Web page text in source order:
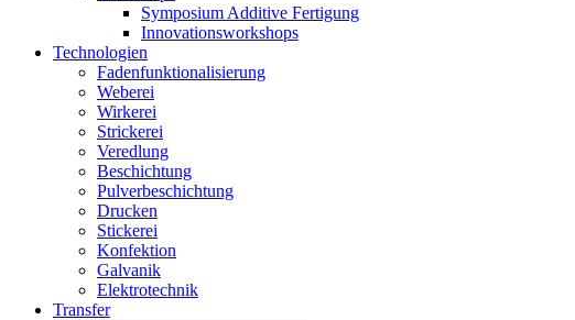
Symposium Additive Fertigung
Innovationsworkshops
Technologien
Fadenfunktionalisierung
Weberei
Wirkerei
Strickerei
Veredlung
Beschichtung
Pulverbeschichtung
Drucken
Stickerei
Konfektion
Galvanik
Elektrotechnik
Transfer